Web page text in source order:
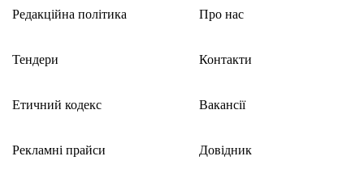
Редакційна політика
Тендери
Етичний кодекс
Рекламні прайси
Про нас
Контакти
Вакансії
Довідник